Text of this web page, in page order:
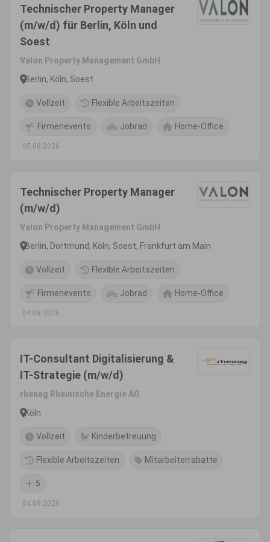
Technischer Property Manager
(m/w/d) für Berlin, Köln und
Soest
Valon Property Management GmbH
Berlin, Köln, Soest
Vollzeit Flexible Arbeitszeiten
Firmenevents Jobrad Home-Office
05.08.2026
Technischer Property Manager
(m/w/d)
Valon Property Management GmbH
Berlin, Dortmund, Köln, Soest, Frankfurt am Main
Vollzeit Flexible Arbeitszeiten
Firmenevents Jobrad Home-Office
04.08.2026
IT-Consultant Digitalisierung &
IT-Strategie (m/w/d)
rhenag Rheinische Energie AG
Köln
Vollzeit Kinderbetreuung
Flexible Arbeitszeiten Mitarbeiterrabatte
5
04.08.2026